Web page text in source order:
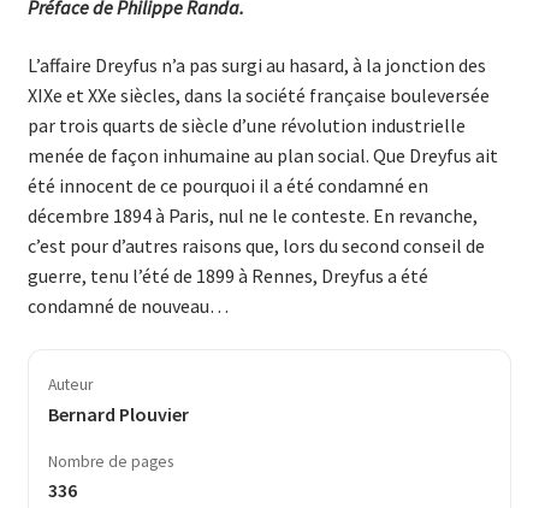
Préface de Philippe Randa.
L’affaire Dreyfus n’a pas surgi au hasard, à la jonction des
XIXe et XXe siècles, dans la société française bouleversée
par trois quarts de siècle d’une révolution industrielle
menée de façon inhumaine au plan social. Que Dreyfus ait
été innocent de ce pourquoi il a été condamné en
décembre 1894 à Paris, nul ne le conteste. En revanche,
c’est pour d’autres raisons que, lors du second conseil de
guerre, tenu l’été de 1899 à Rennes, Dreyfus a été
condamné de nouveau…
Auteur
Bernard Plouvier
Nombre de pages
336